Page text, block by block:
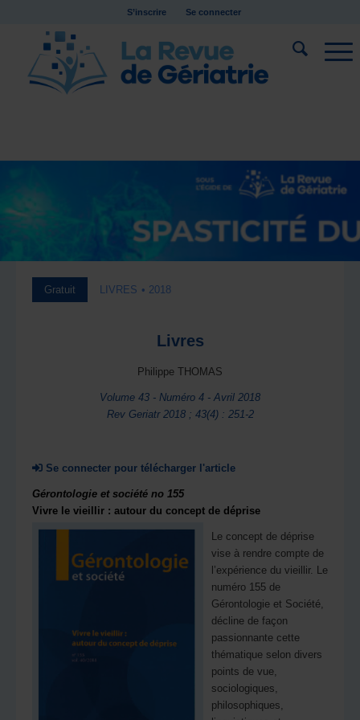
S’inscrire Se connecter
Gratuit LIVRES • 2018
Livres
Philippe THOMAS
Volume 43 - Numéro 4 - Avril 2018
Rev Geriatr 2018 ; 43(4) : 251-2
Se connecter pour télécharger l'article
Gérontologie et société no 155
Vivre le vieillir : autour du concept de déprise
Le concept de déprise
vise à rendre compte de
l’expérience du vieillir. Le
numéro 155 de
Gérontologie et Société,
décline de façon
passionnante cette
thématique selon divers
points de vue,
sociologiques,
philosophiques,